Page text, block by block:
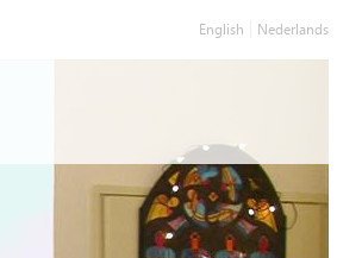
English Nederlands